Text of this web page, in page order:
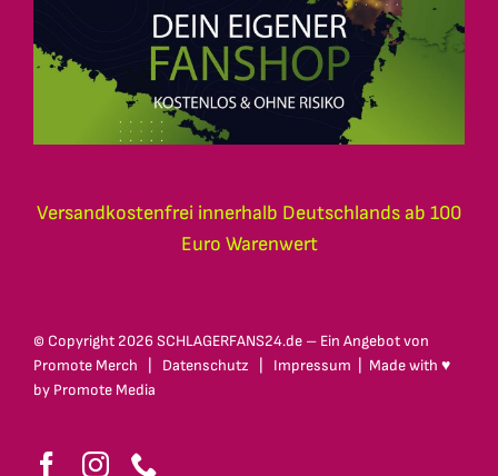
Versandkostenfrei innerhalb Deutschlands ab 100
Euro Warenwert
© Copyright 2026 SCHLAGERFANS24.de – Ein Angebot von
Promote Merch
Datenschutz Impressum | Made with ♥
by Promote Media